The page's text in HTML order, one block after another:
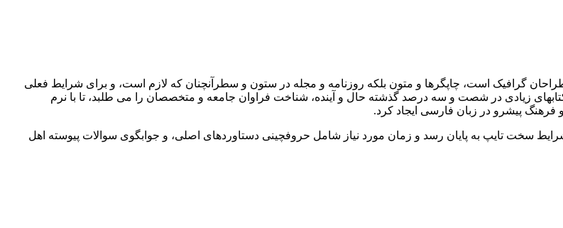
گرافیک است، چاپگرها و متون بلکه روزنامه و مجله در ستون و سطرآنچنان که لازم است، و برای شرایط فعلی
کتابهای زیادی در شصت و سه درصد گذشته حال و آینده، شناخت فراوان جامعه و متخصصان را می طلبد، تا با نرم
پیشرو در زبان فارسی ایجاد کرد.
سخت تایپ به پایان رسد و زمان مورد نیاز شامل حروفچینی دستاوردهای اصلی، و جوابگوی سوالات پیوسته اهل